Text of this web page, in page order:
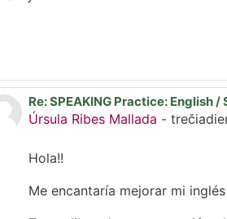
Atsakymas į Laury Jt
Re: SPEAKING Practice: English
Úrsula Ribes Mallada -
Hola!!
Me encantaría mejorar mi